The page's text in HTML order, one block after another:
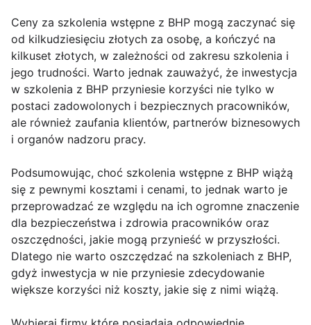
Ceny za szkolenia wstępne z BHP mogą zaczynać się
od kilkudziesięciu złotych za osobę, a kończyć na
kilkuset złotych, w zależności od zakresu szkolenia i
jego trudności. Warto jednak zauważyć, że inwestycja
w szkolenia z BHP przyniesie korzyści nie tylko w
postaci zadowolonych i bezpiecznych pracowników,
ale również zaufania klientów, partnerów biznesowych
i organów nadzoru pracy.
Podsumowując, choć szkolenia wstępne z BHP wiążą
się z pewnymi kosztami i cenami, to jednak warto je
przeprowadzać ze względu na ich ogromne znaczenie
dla bezpieczeństwa i zdrowia pracowników oraz
oszczędności, jakie mogą przynieść w przyszłości.
Dlatego nie warto oszczędzać na szkoleniach z BHP,
gdyż inwestycja w nie przyniesie zdecydowanie
większe korzyści niż koszty, jakie się z nimi wiążą.